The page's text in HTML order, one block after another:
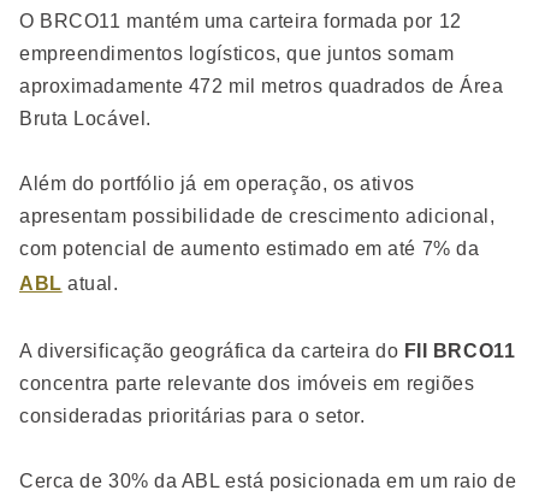
O BRCO11 mantém uma carteira formada por 12
empreendimentos logísticos, que juntos somam
aproximadamente 472 mil metros quadrados de Área
Bruta Locável.
Além do portfólio já em operação, os ativos
apresentam possibilidade de crescimento adicional,
com potencial de aumento estimado em até 7% da
ABL atual.
A diversificação geográfica da carteira do FII BRCO11
concentra parte relevante dos imóveis em regiões
consideradas prioritárias para o setor.
Cerca de 30% da ABL está posicionada em um raio de